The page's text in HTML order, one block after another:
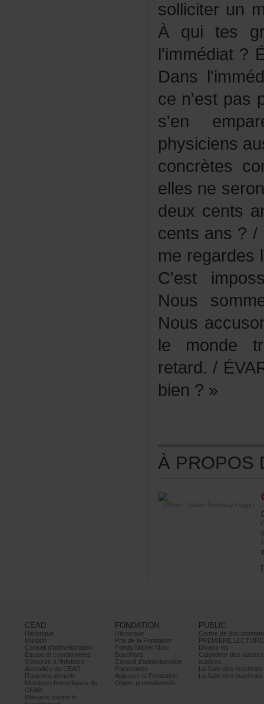
centsans?/
retard./
bien?»
(Photo:JulienTremblay-Léger)
CEAD
Historique
Mission
Conseild’administration
Équipeetcoordonnées
S’inscrireàl’infolettre
ActualitésduCEAD
Rapportsannuels
Membreshonorifiquesdu
CEAD
Mesurescontrele
FONDATION
Historique
PrixdelaFondation
FondsMichelMarc
Bouchard
Conseild’administration
Partenaires
AppuyezlaFondation
Objetspromotionnels
PUBLIC
PREMIÈRELECTURE
Divans-lits
autrices